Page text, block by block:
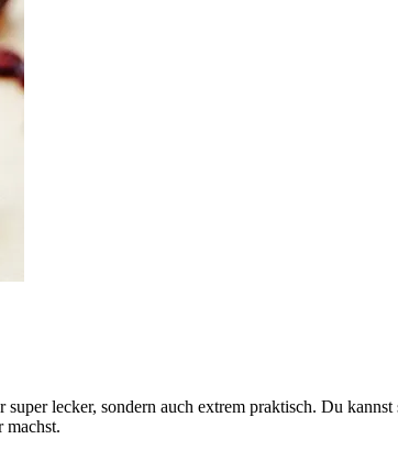
lecker, sondern auch extrem praktisch. Du
machst.